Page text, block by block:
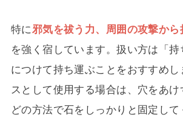
特に邪気を祓う力、周囲の攻撃から
を強く宿しています。扱い方は「
につけて持ち運ぶことをおすすめし
スとして使用する場合は、穴をあ
どの方法で石をしっかりと固定して